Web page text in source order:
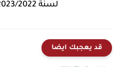
لسنة 2023/2022 دور الاول
قد يعجبك ايضا